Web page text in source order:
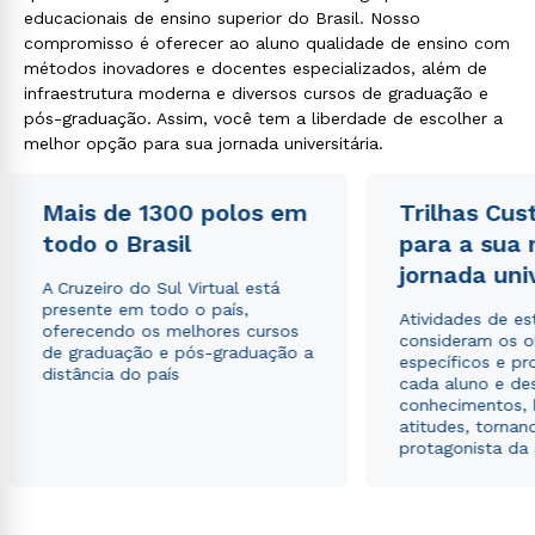
educacionais de ensino superior do Brasil. Nosso
compromisso é oferecer ao aluno qualidade de ensino com
métodos inovadores e docentes especializados, além de
infraestrutura moderna e diversos cursos de graduação e
pós-graduação. Assim, você tem a liberdade de escolher a
melhor opção para sua jornada universitária.
Mais de 1300 polos em
todo o Brasil
A Cruzeiro do Sul Virtual está
presente em todo o país,
oferecendo os melhores cursos
de graduação e pós-graduação a
distância do país
Trilhas
para a sua
jornada
Atividades de
consideram os
específicos e
cada aluno e
conhecimentos,
atitudes,
protagonista da
Estou de acordo com a
autorizo que meus dados sejam utilizados para o
envio de conteúdos da Cruzeiro do Sul.